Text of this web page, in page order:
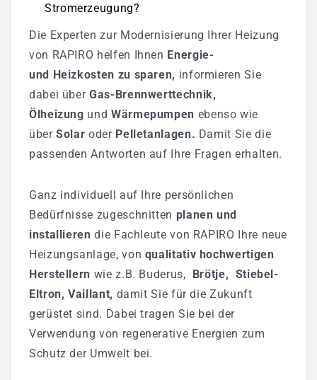
Über RAPIRO
Aktuelles
Bildergalerie
Partner
Mediathek
Fernwartung
AGB
Referenzen
JETZT BEWERBEN
Stromerzeugung?
Die Experten zur Modernisierung Ihrer Heizung
von RAPIRO helfen Ihnen Energie-
und Heizkosten zu sparen, informieren Sie
dabei überGas-Brennwerttechnik,
Ölheizung und Wärmepumpen ebenso wie
überSolar oder Pelletanlagen. Damit Sie die
passenden Antworten auf Ihre Fragen erhalten.
Ganz individuell auf Ihre persönlichen
Bedürfnisse zugeschnitten planen und
installieren die Fachleute von RAPIRO Ihre neue
Heizungsanlage, von qualitativ hochwertigen
Herstellern wie z.B. Buderus, Brötje, Stiebel-
Eltron,Vaillant, damit Sie für die Zukunft
gerüstet sind. Dabei tragen Sie bei der
Verwendung von regenerative Energien zum
Schutz der Umwelt bei.